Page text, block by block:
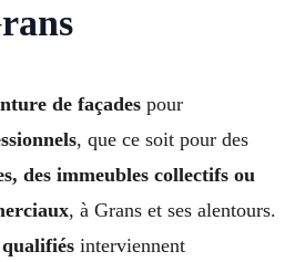
de façades pour
, que ce soit pour des
des immeubles collectifs ou
, à Grans et ses alentours.
interviennent